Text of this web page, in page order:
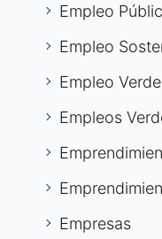
Empleo
Empleo
Empleo Verde
Empleos
Empresas